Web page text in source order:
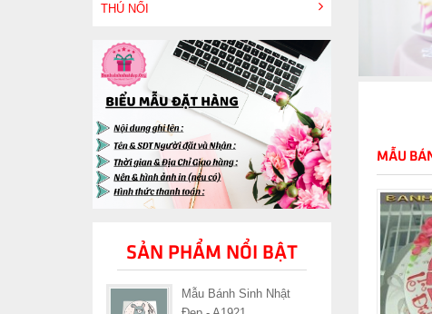
THÚ NỔI
SẢN PHẨM NỔI BẬT
Mẫu Bánh Sinh Nhật
MẪU